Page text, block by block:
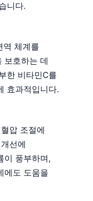
니다.
역 체계를
보호하는 데
한 비타민C를
효과적입니다.
압 조절에
선에
이 풍부하며,
에도 도움을